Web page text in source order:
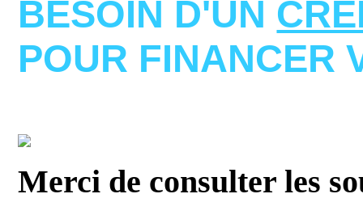
BESOIN D'UN
POUR FINANCER
Merci de consulter les